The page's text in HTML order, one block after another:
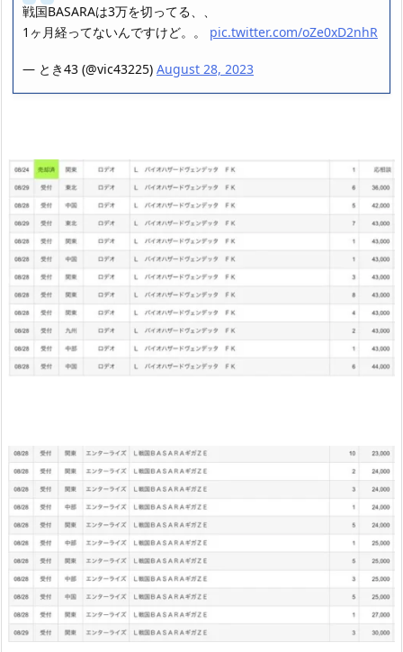
戦国BASARAは3万を切ってる、、
1ヶ月経ってないんですけど。。 pic.twitter.com/oZe0xD2nhR
— とき43 (@vic43225) August 28, 2023